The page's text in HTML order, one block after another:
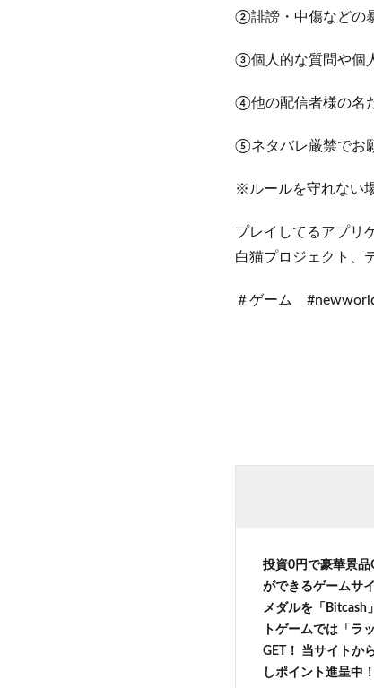
②誹謗・中傷などの
③個人的な質問や個
④他の配信者様の名
⑤ネタバレ厳禁でお
※ルールを守れない
プレイしてるアプリ
白猫プロジェクト、
＃ゲーム
投資0円で豪華景品
ができるゲームサ
メダルを「Bitcash
トゲームでは「ラ
GET！ 当サイトか
しポイント進呈中